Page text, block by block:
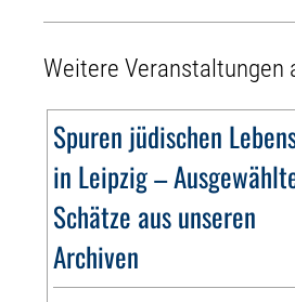
Weitere Veranstaltungen
Spuren jüdischen
in Leipzig –
Schätze aus unseren
Archiven